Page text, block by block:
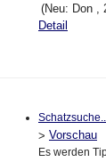
(Neu: Don ,
Detail
> Vorschau
Es werden